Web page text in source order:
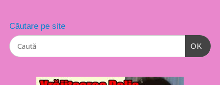
Căutare pe site
OK